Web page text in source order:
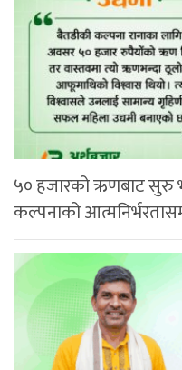
५० हजारको ऋणबाट सुरु
कल्पनाको